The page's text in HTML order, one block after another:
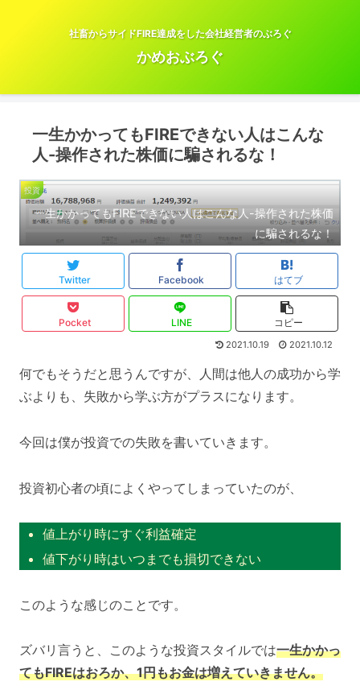
社畜からサイドFIRE達成をした会社経営者のぶろぐ
かめおぶろぐ
一生かかってもFIREできない人はこんな
人-操作された株価に騙されるな！
投資
一生かかってもFIREできない人はこんな人-操作された株価
に騙されるな！
Twitter Facebook はてブ
Pocket LINE コピー
2021.10.19 2021.10.12
何でもそうだと思うんですが、人間は他人の成功から学
ぶよりも、失敗から学ぶ方がプラスになります。
今回は僕が投資での失敗を書いていきます。
投資初心者の頃によくやってしまっていたのが、
値上がり時にすぐ利益確定
値下がり時はいつまでも損切できない
このような感じのことです。
ズバリ言うと、このような投資スタイルでは一生かかっ
てもFIREはおろか、1円もお金は増えていきません。